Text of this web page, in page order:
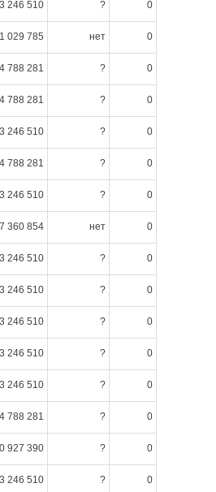
246 510 ? 0
029 785 нет 0
788 281 ? 0
788 281 ? 0
246 510 ? 0
788 281 ? 0
246 510 ? 0
360 854 нет 0
246 510 ? 0
246 510 ? 0
246 510 ? 0
246 510 ? 0
246 510 ? 0
788 281 ? 0
927 390 ? 0
246 510 ? 0